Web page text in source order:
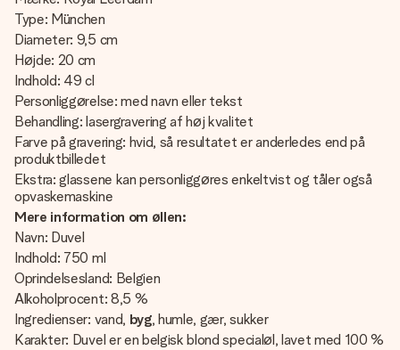
Type: München
Diameter: 9,5 cm
Højde: 20 cm
Indhold: 49 cl
Personliggørelse: med navn eller tekst
Behandling: lasergravering af høj kvalitet
Farve på gravering: hvid, så resultatet er anderledes end på
produktbilledet
Ekstra: glassene kan personliggøres enkeltvist og tåler også
opvaskemaskine
Mere information om øllen:
Navn: Duvel
Indhold: 750 ml
Oprindelsesland: Belgien
Alkoholprocent: 8,5 %
Ingredienser: vand, byg, humle, gær, sukker
Karakter: Duvel er en belgisk blond specialøl, lavet med 100 %